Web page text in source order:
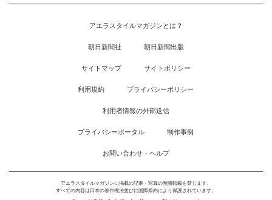
アエラスタイルマガジンとは？
朝日新聞社 朝日新聞出版
サイトマップ サイトポリシー
利用規約 プライバシーポリシー
利用者情報の外部送信
プライバシーポータル 制作事例
お問い合わせ・ヘルプ
アエラスタイルマガジンに掲載の記事・写真の無断転載を禁じます。
すべての内容は日本の著作権法並びに国際条約により保護されています。